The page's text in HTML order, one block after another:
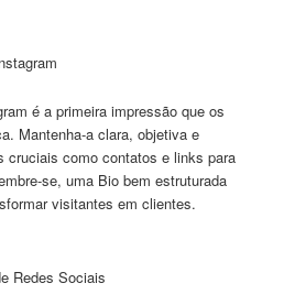
é a primeira impressão que os
Mantenha-a clara, objetiva e
cruciais como contatos e links para
se, uma Bio bem estruturada
visitantes em clientes.
Redes Sociais